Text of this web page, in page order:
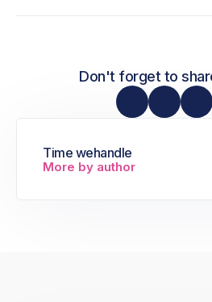
Don't forget to
Time wehandle
More by author